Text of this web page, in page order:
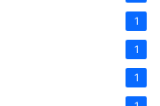
1
1
1